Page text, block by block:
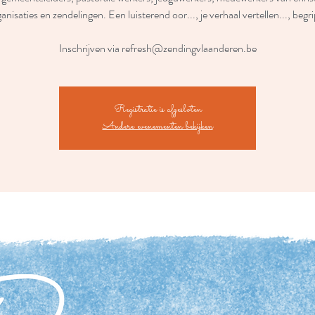
en zendelingen. Een luisterend oor..., je verhaal vertellen...,
Inschrijven via refresh@zendingvlaanderen.be
Registratie is afgesloten
Andere evenementen bekijken